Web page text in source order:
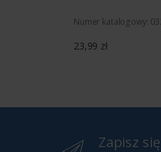
Numer katalogowy:
23,99 zł
Zapisz